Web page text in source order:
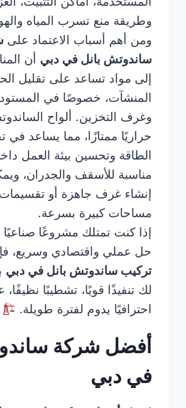
وطريقة منع تسرب المياه
ومن أهم أسباب الاعتماد على
ساندوتش بانل في دبي أن
إلى مواد تساعد على تقليل
المنشآت، خصوصًا في
وغرف التخزين. ألواح
حراريًا ممتازًا، مما يساعد في
الطاقة وتحسين بيئة العمل
مناسبة للأسقف والجدران،
إنشاء غرف جاهزة أو تقسيمات
مساحات كبيرة بسرعة.
إذا كنت تمتلك مشروعًا صناعيًا
حل عملي واقتصادي وسريع،
تركيب ساندوتش بانل في دبي
لك تنفيذًا قويًا، تشطيبًا نظيفًا،
احترافيًا يدوم لفترة طويلة.
أفضل شركة
في دبي